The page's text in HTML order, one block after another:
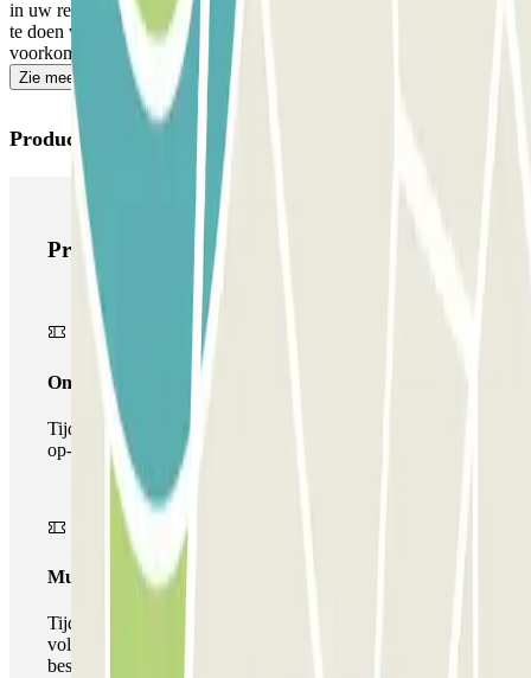
in uw reservering vindt, het extra bedrag bijbetalen. Vergeet dit niet
te doen voordat u naar de uitgang gaat, om oponthoud te
voorkomen.
Zie meer
Producten van Parclick
Producten van Parclick
Onepass
Tijdens je verblijf kun je de parkeerplaats maar één keer
op- en afrijden.
Multiparking pass
Tijdens uw verblijf kunt u gebruik maken van het
volledige netwerk van parkeergarages van deze operator,
beschikbaar bij Parclick.